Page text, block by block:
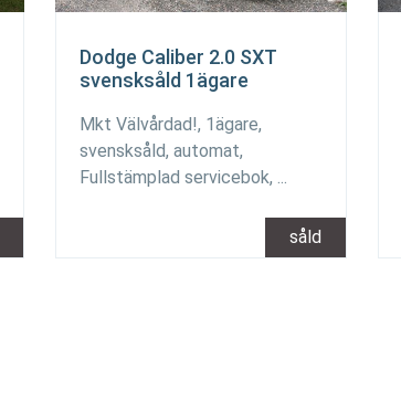
Dodge Caliber 2.0 SXT
svensksåld 1ägare
Mkt Välvårdad!, 1ägare,
svensksåld, automat,
Fullstämplad servicebok, ...
såld